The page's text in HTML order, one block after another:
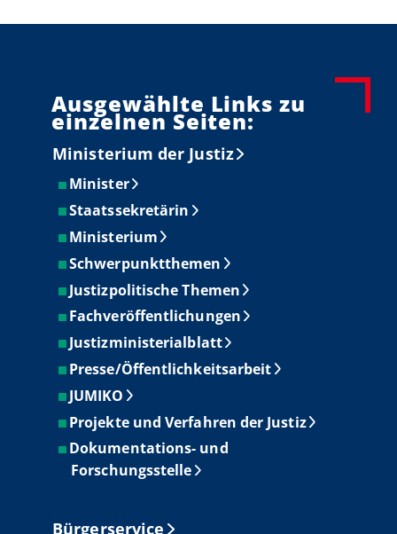
Ausgewählte Links zu
einzelnen Seiten:
Ministerium der Justiz
Minister
Staatssekretärin
Ministerium
Schwerpunktthemen
Justizpolitische Themen
Fachveröffentlichungen
Justizministerialblatt
Presse/Öffentlichkeitsarbeit
JUMIKO
Projekte und Verfahren der Justiz
Dokumentations- und
Forschungsstelle
Bürgerservice